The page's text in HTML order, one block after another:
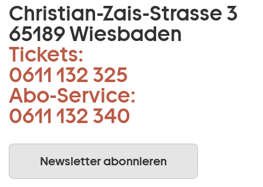
Christian-Zais-Strasse 3
65189 Wiesbaden
Tickets:
0611 132 325
Abo-Service:
0611 132 340
Newsletter abonnieren